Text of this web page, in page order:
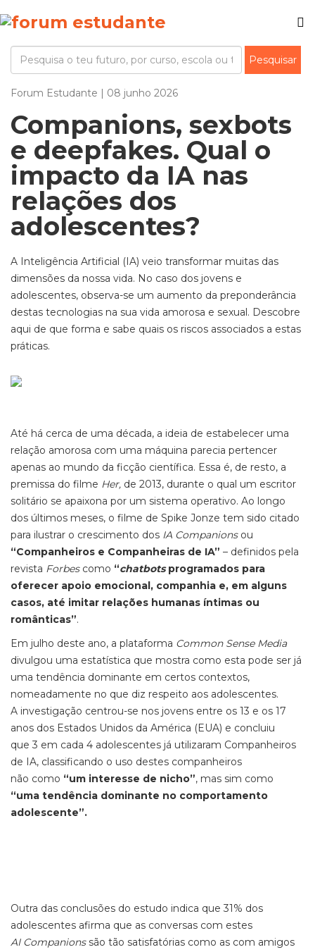
Forum Estudante | 08 junho 2026
Companions, sexbots
e deepfakes. Qual o
impacto da IA nas
relações dos
adolescentes?
A Inteligência Artificial (IA) veio transformar muitas das
dimensões da nossa vida. No caso dos jovens e
adolescentes, observa-se um aumento da preponderância
destas tecnologias na sua vida amorosa e sexual. Descobre
aqui de que forma e sabe quais os riscos associados a estas
práticas.
Até há cerca de uma década, a ideia de estabelecer uma
relação amorosa com uma máquina parecia pertencer
apenas ao mundo da ficção científica. Essa é, de resto, a
premissa do filme Her, de 2013, durante o qual um escritor
solitário se apaixona por um sistema operativo. Ao longo
dos últimos meses, o filme de Spike Jonze tem sido citado
para ilustrar o crescimento dos IA Companions ou
“Companheiros e Companheiras de IA” – definidos pela
revista Forbes como “chatbotsprogramados para
oferecer apoio emocional, companhia e, em alguns
casos, até imitar relações humanas íntimas ou
românticas”.
Em julho deste ano, a plataforma Common Sense Media
divulgou uma estatística que mostra como esta pode ser já
uma tendência dominante em certos contextos,
nomeadamente no que diz respeito aos adolescentes.
A investigação centrou-se nos jovens entre os 13 e os 17
anos dos Estados Unidos da América (EUA) e concluiu
que 3 em cada 4 adolescentes já utilizaram Companheiros
de IA, classificando o uso destes companheiros
não como “um interesse de nicho”, mas sim como
“uma tendência dominante no comportamento
adolescente”.
Outra das conclusões do estudo indica que 31% dos
adolescentes afirma que as conversas com estes
AI Companions são tão satisfatórias como as com amigos